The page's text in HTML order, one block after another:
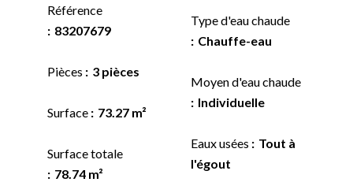
Référence
83207679
Pièces 3 pièces
Surface 73.27 m²
Surface totale
78.74 m²
Type d'eau chaude
Chauffe-eau
Moyen d'eau chaude
Individuelle
Eaux usées
Tout à
l'égout